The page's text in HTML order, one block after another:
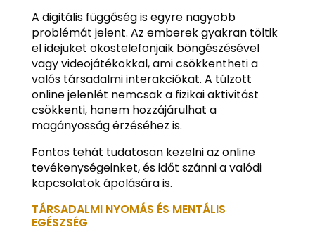
A digitális függőség is egyre nagyobb
problémát jelent. Az emberek gyakran töltik
el idejüket okostelefonjaik böngészésével
vagy videojátékokkal, ami csökkentheti a
valós társadalmi interakciókat. A túlzott
online jelenlét nemcsak a fizikai aktivitást
csökkenti, hanem hozzájárulhat a
magányosság érzéséhez is.
Fontos tehát tudatosan kezelni az online
tevékenységeinket, és időt szánni a valódi
kapcsolatok ápolására is.
TÁRSADALMI NYOMÁS ÉS MENTÁLIS
EGÉSZSÉG